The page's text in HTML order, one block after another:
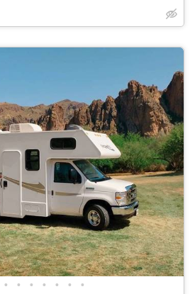
• • • • • • •